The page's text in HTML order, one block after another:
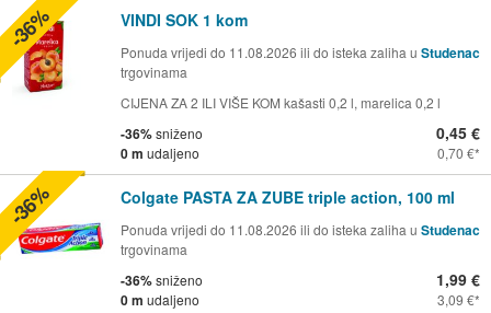
VINDI SOK 1 kom
Ponuda vrijedi do 11.08.2026 ili do isteka zaliha u Studenac
trgovinama
CIJENA ZA 2 ILI VIŠE KOM kašasti 0,2 l, marelica 0,2 l
-36%sniženo
0 m udaljeno
0,45 €
0,70 €
-36%
Colgate PASTA ZA ZUBE triple action, 100 ml
Ponuda vrijedi do 11.08.2026 ili do isteka zaliha u Studenac
trgovinama
-36%sniženo
0 m udaljeno
1,99 €
3,09 €
-36%